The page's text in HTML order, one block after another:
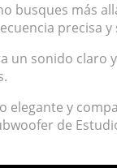
más
precisa y
un sonido
y
de